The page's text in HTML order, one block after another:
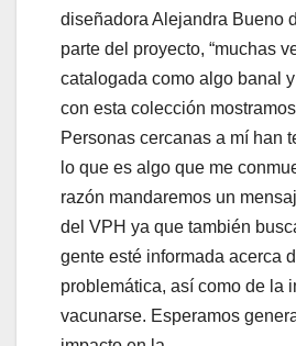
diseñadora Alejandra Bueno
parte del proyecto, “muchas
catalogada como algo banal
con esta colección
Personas cercanas a mí han
lo que es algo que me
razón mandaremos un
del VPH ya que también
gente esté informada acerca
problemática, así como de la
vacunarse. Esperamos